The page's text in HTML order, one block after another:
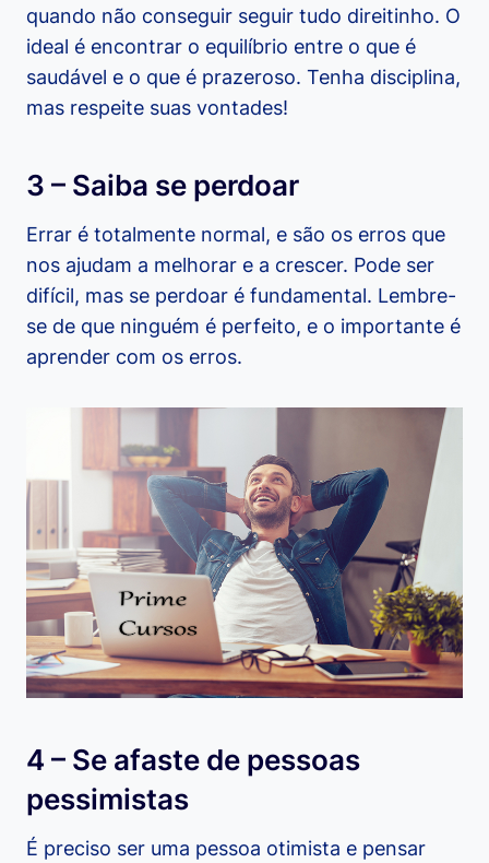
quando não conseguir seguir tudo direitinho. O
ideal é encontrar o equilíbrio entre o que é
saudável e o que é prazeroso. Tenha disciplina,
mas respeite suas vontades!
3 – Saiba se perdoar
Errar é totalmente normal, e são os erros que
nos ajudam a melhorar e a crescer. Pode ser
difícil, mas se perdoar é fundamental. Lembre-
se de que ninguém é perfeito, e o importante é
aprender com os erros.
4 – Se afaste de pessoas
pessimistas
É preciso ser uma pessoa otimista e pensar